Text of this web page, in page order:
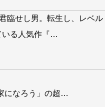
臨せし男。転生し、レベ
いる人気作『…
になろう」の超 …